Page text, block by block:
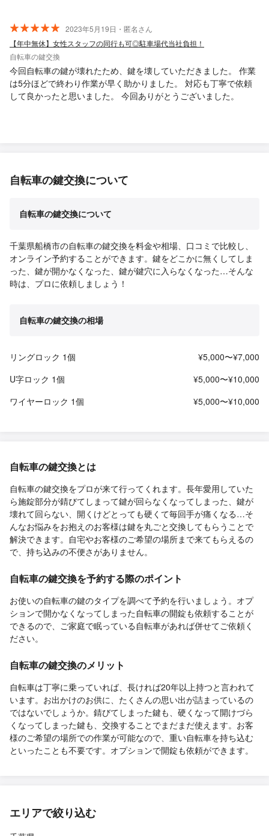
2023年5月19日・匿名さん
【年中無休】女性スタッフの同行も可◎駐車場代当社負担！
自転車の鍵交換
今回自転車の鍵が壊れたため、鍵を壊していただきました。 作業
は5分ほどで終わり作業が早く助かりました。 対応も丁寧で依頼
して良かったと思いました。 今回ありがとうございました。
自転車の鍵交換について
自転車の鍵交換について
千葉県船橋市の自転車の鍵交換を料金や相場、口コミで比較し、
オンライン予約することができます。鍵をどこかに無くしてしま
った、鍵が開かなくなった、鍵が鍵穴に入らなくなった…そんな
時は、プロに依頼しましょう！
自転車の鍵交換の相場
リングロック 1個
¥5,000〜¥7,000
U字ロック 1個
¥5,000〜¥10,000
ワイヤーロック 1個
¥5,000〜¥10,000
自転車の鍵交換とは
自転車の鍵交換をプロが来て行ってくれます。長年愛用していた
ら施錠部分が錆びてしまって鍵が回らなくなってしまった、鍵が
壊れて回らない、開くけどとっても硬くて毎回手が痛くなる…そ
んなお悩みをお抱えのお客様は鍵を丸ごと交換してもらうことで
解決できます。自宅やお客様のご希望の場所まで来てもらえるの
で、持ち込みの不便さがありません。
自転車の鍵交換を予約する際のポイント
お使いの自転車の鍵のタイプを調べて予約を行いましょう。オプ
ションで開かなくなってしまった自転車の開錠も依頼することが
できるので、ご家庭で眠っている自転車があれば併せてご依頼く
ださい。
自転車の鍵交換のメリット
自転車は丁寧に乗っていれば、長ければ20年以上持つと言われて
います。お出かけのお供に、たくさんの思い出が詰まっているの
ではないでしょうか。錆びてしまった鍵も、硬くなって開けづら
くなってしまった鍵も、交換することでまだまだ使えます。お客
様のご希望の場所での作業が可能なので、重い自転車を持ち込む
といったことも不要です。オプションで開錠も依頼ができます。
エリアで絞り込む